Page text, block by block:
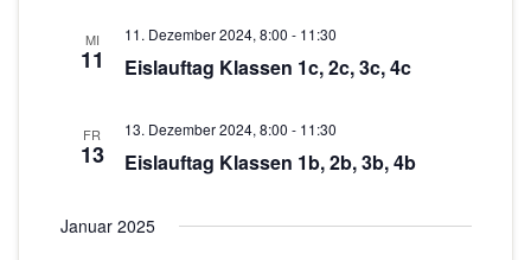
n
MI
11
11. Dezember 2024, 8:00 - 11:30
Eislauftag Klassen 1c, 2c, 3c, 4c
FR
13
13. Dezember 2024, 8:00 - 11:30
Eislauftag Klassen 1b, 2b, 3b, 4b
Januar 2025